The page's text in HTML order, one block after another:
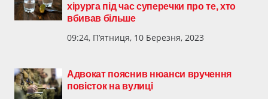
хірурга під час суперечки про те, хто
вбивав більше
09:24, П’ятниця, 10 Березня, 2023
Адвокат пояснив нюанси вручення
повісток на вулиці